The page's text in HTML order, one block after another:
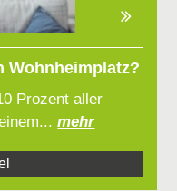
Wohnheimplatz?
Prozent aller
mehr